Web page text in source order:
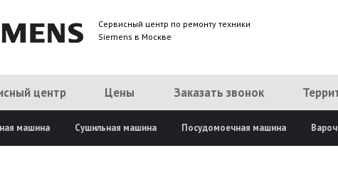
Сервисный центр по ремонту техники
Siemens в Москве
центр Цены Заказать звонок
машина Сушильная машина Посудомоечная машина